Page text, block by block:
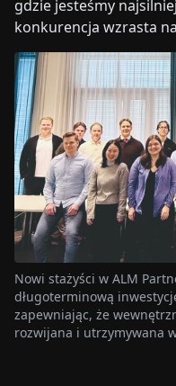
gdzie jesteśmy
konkurencja wzrasta
Nowi stażyści w ALM
długoterminową
zapewniając, że
rozwijana i utrzymywana